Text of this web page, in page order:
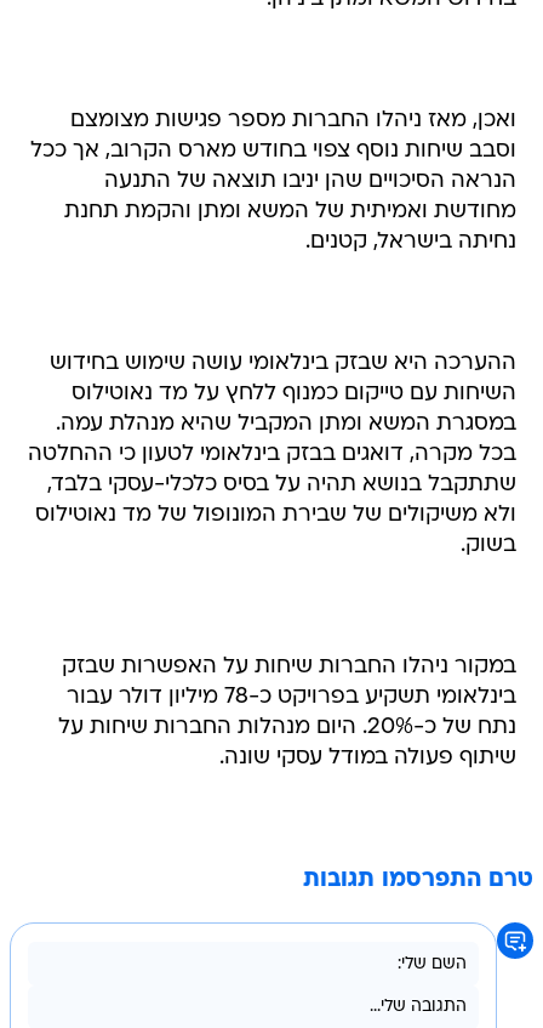
ואכן, מאז ניהלו החברות מספר פגישות מצומצם
וסבב שיחות נוסף צפוי בחודש מארס הקרוב, אך ככל
הנראה הסיכויים שהן יניבו תוצאה של התנעה
מחודשת ואמיתית של המשא ומתן והקמת תחנת
נחיתה בישראל, קטנים.
ההערכה היא שבזק בינלאומי עושה שימוש בחידוש
השיחות עם טייקום כמנוף ללחץ על מד נאוטילוס
במסגרת המשא ומתן המקביל שהיא מנהלת עמה.
בכל מקרה, דואגים בבזק בינלאומי לטעון כי ההחלטה
שתתקבל בנושא תהיה על בסיס כלכלי-עסקי בלבד,
ולא משיקולים של שבירת המונופול של מד נאוטילוס
בשוק.
במקור ניהלו החברות שיחות על האפשרות שבזק
בינלאומי תשקיע בפרויקט כ-78 מיליון דולר עבור
נתח של כ-20%. היום מנהלות החברות שיחות על
שיתוף פעולה במודל עסקי שונה.
טרם התפרסמו תגובות